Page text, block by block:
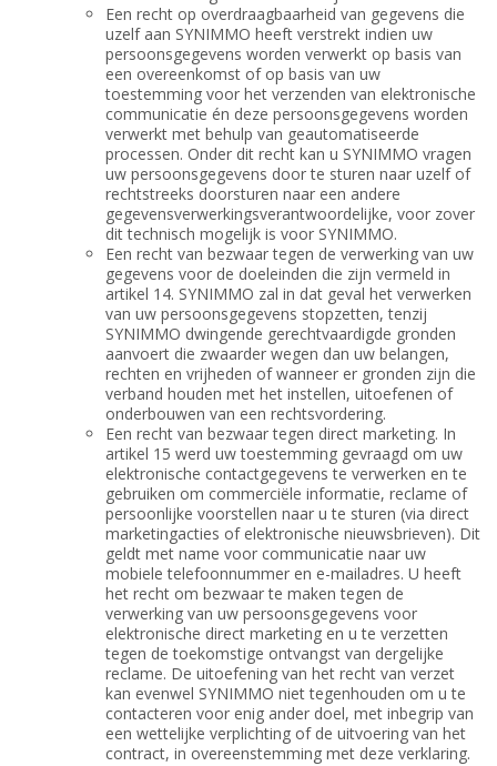
Een recht op overdraagbaarheid van gegevens die
uzelf aan SYNIMMO heeft verstrekt indien uw
persoonsgegevens worden verwerkt op basis van
een overeenkomst of op basis van uw
toestemming voor het verzenden van elektronische
communicatie én deze persoonsgegevens worden
verwerkt met behulp van geautomatiseerde
processen. Onder dit recht kan u SYNIMMO vragen
uw persoonsgegevens door te sturen naar uzelf of
rechtstreeks doorsturen naar een andere
gegevensverwerkingsverantwoordelijke, voor zover
dit technisch mogelijk is voor SYNIMMO.
Een recht van bezwaar tegen de verwerking van uw
gegevens voor de doeleinden die zijn vermeld in
artikel 14. SYNIMMO zal in dat geval het verwerken
van uw persoonsgegevens stopzetten, tenzij
SYNIMMO dwingende gerechtvaardigde gronden
aanvoert die zwaarder wegen dan uw belangen,
rechten en vrijheden of wanneer er gronden zijn die
verband houden met het instellen, uitoefenen of
onderbouwen van een rechtsvordering.
Een recht van bezwaar tegen direct marketing. In
artikel 15 werd uw toestemming gevraagd om uw
elektronische contactgegevens te verwerken en te
gebruiken om commerciële informatie, reclame of
persoonlijke voorstellen naar u te sturen (via direct
marketingacties of elektronische nieuwsbrieven). Dit
geldt met name voor communicatie naar uw
mobiele telefoonnummer en e-mailadres. U heeft
het recht om bezwaar te maken tegen de
verwerking van uw persoonsgegevens voor
elektronische direct marketing en u te verzetten
tegen de toekomstige ontvangst van dergelijke
reclame. De uitoefening van het recht van verzet
kan evenwel SYNIMMO niet tegenhouden om u te
contacteren voor enig ander doel, met inbegrip van
een wettelijke verplichting of de uitvoering van het
contract, in overeenstemming met deze verklaring.